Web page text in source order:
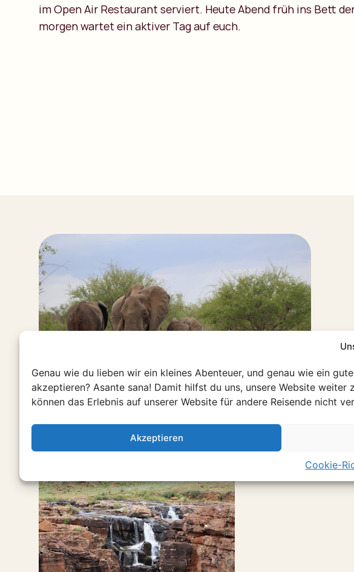
Genau wie du lieben wir ein kleines Abenteuer, und genau wie ein
akzeptieren? Asante sana! Damit hilfst du uns, unsere Website
können das Erlebnis auf unserer Website für andere Reisende nicht
Akzeptieren
Cookie-
im Open Air Restaurant serviert. Heute Abend früh ins Bett
morgen wartet ein aktiver Tag auf euch.